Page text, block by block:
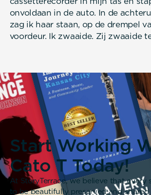
onvoldaan in de auto. In de
zag ik haar staan, op de drempel
voordeur. Ik zwaaide. Zij zwaaide
Start Working
Cato T Today!
At StoryTerrace, we believe that every
to be beautifully preserved and shared